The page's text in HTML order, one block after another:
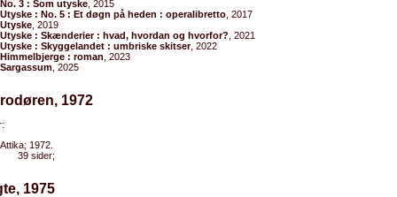
No. 3 : Som utyske , 2015
Utyske : No. 5 : Et døgn på heden : operalibretto , 2017
Utyske , 2019
Utyske : Skænderier : hvad, hvordan og hvorfor? , 2021
Utyske : Skyggelandet : umbriske skitser, 2022
Himmelbjerge : roman , 2023
Sargassum , 2025
1972
Attika; 1972.
39 sider;
1975